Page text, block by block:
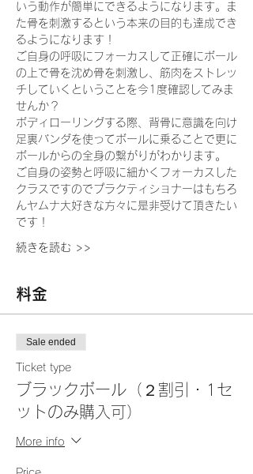
いう動作が簡単にできるようになります。ま
た骨を刺激するという本来の目的も達成でき
るようになります！
ご自身の呼吸にフォーカスして正確にボール
の上で骨を沈め骨を刺激し、筋肉をストレッ
チしていくということを今1度確認してみま
せんか？
ボディローリングする際、背骨に意識を向け
足裏バンダを使ってボールに乗ることで更に
ボールからの全身の繋がりがわかります。
ご自身の姿勢と呼吸に細かくフォーカスした
クラスですのでプラクティショナーはもちろ
んヤムナ大好きな方々に是非受けて頂きたい
です！
続きを読む >>
料金
Sale ended
Ticket type
ブラックボール（２割引・1セ
ットのみ購入可）
More info